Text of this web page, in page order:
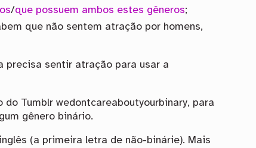
/que possuem ambos estes gêneros;
que não sentem atração por homens,
precisa sentir atração para usar a
Tumblr wedontcareaboutyourbinary, para
gênero binário.
(a primeira letra de não-binárie). Mais